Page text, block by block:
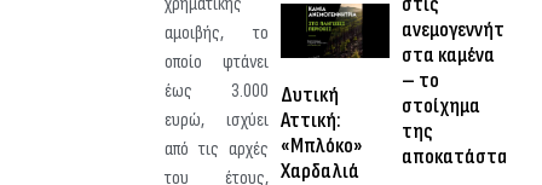
χρηματικής
αμοιβής, το
οποίο φτάνει
έως 3.000
ευρώ, ισχύει
από τις αρχές
του έτους,
Δυτική
Αττική:
«Μπλόκο»
Χαρδαλιά
ανεμογεννήτριες
στα καμένα
– το
στοίχημα
της
αποκατάστασης